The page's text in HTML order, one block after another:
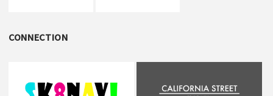
CONNECTION